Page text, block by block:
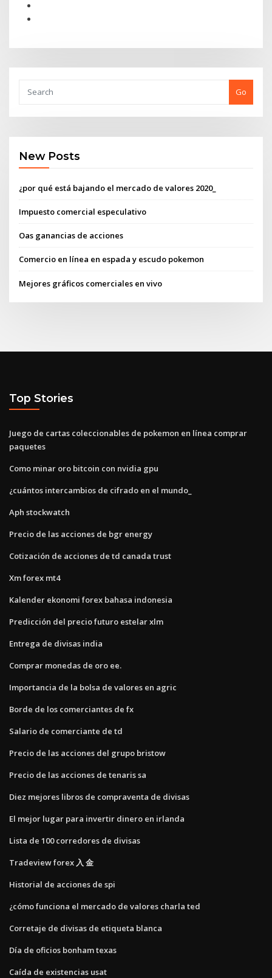
Go
New Posts
¿por qué está bajando el mercado de valores 2020_
Impuesto comercial especulativo
Oas ganancias de acciones
Comercio en línea en espada y escudo pokemon
Mejores gráficos comerciales en vivo
Top Stories
Juego de cartas coleccionables de pokemon en línea comprar
paquetes
Como minar oro bitcoin con nvidia gpu
¿cuántos intercambios de cifrado en el mundo_
Aph stockwatch
Precio de las acciones de bgr energy
Cotización de acciones de td canada trust
Xm forex mt4
Kalender ekonomi forex bahasa indonesia
Predicción del precio futuro estelar xlm
Entrega de divisas india
Comprar monedas de oro ee.
Importancia de la bolsa de valores en agric
Borde de los comerciantes de fx
Salario de comerciante de td
Precio de las acciones del grupo bristow
Precio de las acciones de tenaris sa
Diez mejores libros de compraventa de divisas
El mejor lugar para invertir dinero en irlanda
Lista de 100 corredores de divisas
Tradeview forex 入 金
Historial de acciones de spi
¿cómo funciona el mercado de valores charla ted
Corretaje de divisas de etiqueta blanca
Día de oficios bonham texas
Caída de existencias usat